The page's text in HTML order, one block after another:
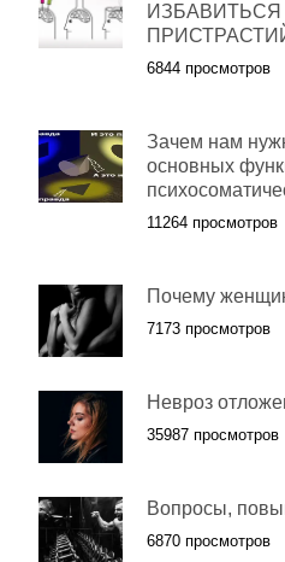
6844 просмотров
Зачем нам
основных
11264 просмотров
Почему
7173 просмотров
Невроз
35987 просмотров
Вопросы,
6870 просмотров